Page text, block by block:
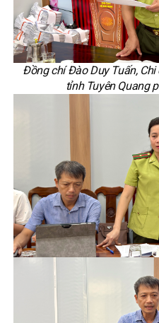
Đồng chí Đào Duy Tuấn,
tỉnh Tuyên Quang